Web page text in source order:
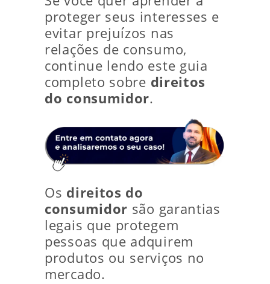
proteger seus interesses e
evitar prejuízos nas
relações de consumo,
continue lendo este guia
completo sobre direitos
do consumidor.
Os direitos do
consumidor são garantias
legais que protegem
pessoas que adquirem
produtos ou serviços no
mercado.